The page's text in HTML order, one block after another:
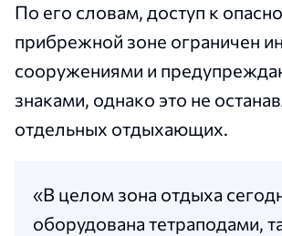
По его словам, доступ к
прибрежной зоне ограничен
сооружениями и
знаками, однако это не
отдельных отдыхающих.
«В целом зона отдыха
оборудована тетраподами,